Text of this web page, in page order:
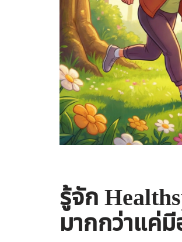
รู้จัก
มากกว่าแค่